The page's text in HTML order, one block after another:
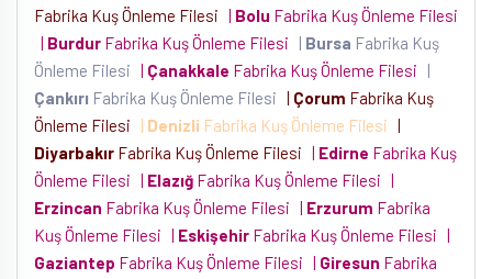
Fabrika Kuş Önleme Filesi | Bolu Fabrika Kuş Önleme Filesi
| Burdur Fabrika Kuş Önleme Filesi | Bursa Fabrika Kuş
Önleme Filesi | Çanakkale Fabrika Kuş Önleme Filesi
|
Çankırı Fabrika Kuş Önleme Filesi | Çorum Fabrika Kuş
Önleme Filesi
| Denizli Fabrika Kuş Önleme Filesi |
Diyarbakır Fabrika Kuş Önleme Filesi | Edirne Fabrika Kuş
Önleme Filesi | Elazığ Fabrika Kuş Önleme Filesi |
Erzincan Fabrika Kuş Önleme Filesi | Erzurum Fabrika
Kuş Önleme Filesi | Eskişehir Fabrika Kuş Önleme Filesi |
Gaziantep Fabrika Kuş Önleme Filesi | Giresun Fabrika